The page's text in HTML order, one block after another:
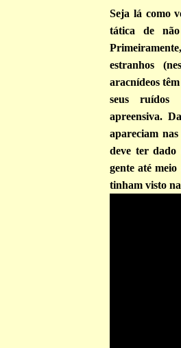
Seja lá como
tática de
estranhos
aracnídeos
seus ruídos
apreensiva.
apareciam nas
deve ter dado
gente até
tinham visto